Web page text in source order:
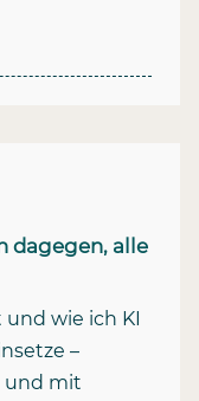
dagegen, alle
wie ich KI
–
und mit